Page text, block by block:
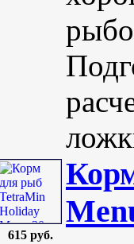
615 руб.